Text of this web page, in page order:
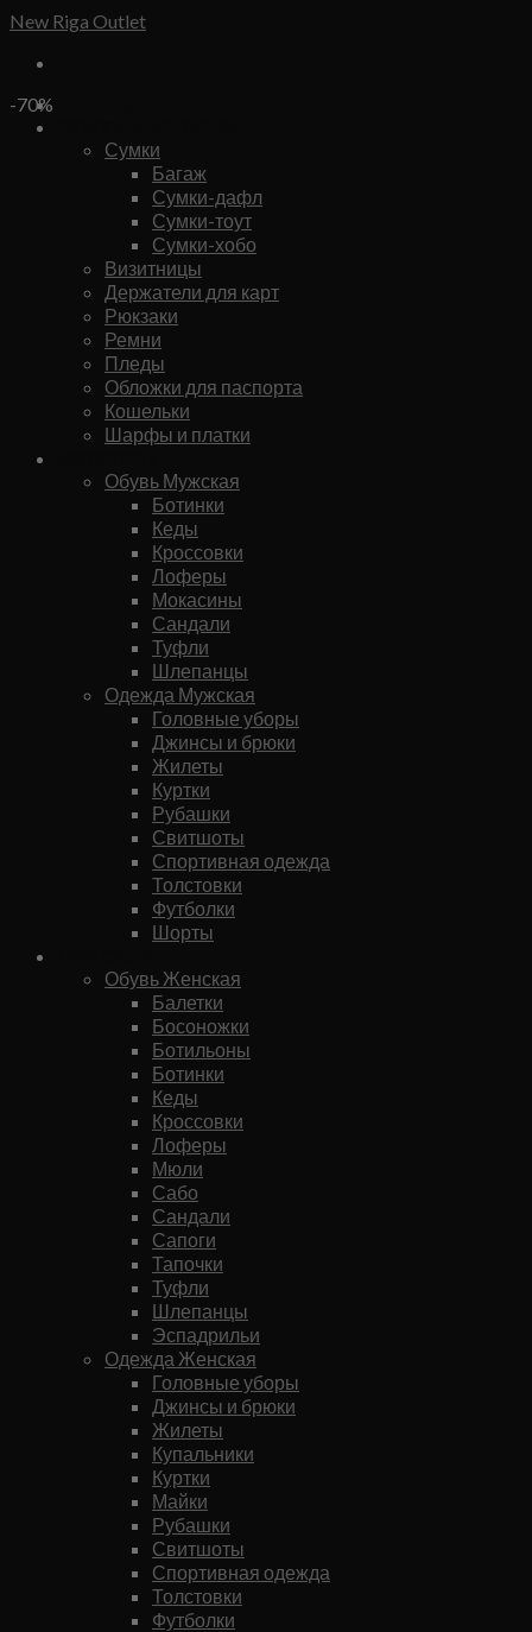
Skip
content
New Riga Outlet
Сумки
Багаж
Сумки-дафл
Сумки-тоут
Сумки-хобо
Визитницы
Держатели для карт
Рюкзаки
Ремни
Пледы
Обложки для паспорта
Кошельки
Шарфы и платки
Обувь Мужская
Ботинки
Кеды
Кроссовки
Лоферы
Мокасины
Сандали
Туфли
Шлепанцы
Одежда Мужская
Головные уборы
Джинсы и брюки
Жилеты
Куртки
Рубашки
Свитшоты
Спортивная одежда
Толстовки
Футболки
Шорты
Обувь Женская
Балетки
Босоножки
Ботильоны
Ботинки
Кеды
Кроссовки
Лоферы
Мюли
Сабо
Сандали
Сапоги
Тапочки
Туфли
Шлепанцы
Эспадрильи
Одежда Женская
Головные уборы
Джинсы и брюки
Жилеты
Купальники
Куртки
Майки
Рубашки
Свитшоты
Спортивная одежда
Толстовки
Футболки
-70%